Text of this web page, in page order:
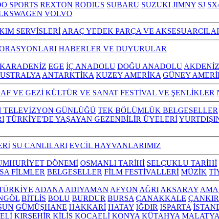
SPORTS REXTON RODIUS SUBARU SUZUKI JIMNY SJ
VOLVO
SERVİSLERİ ARAÇ YEDEK PARÇA VE
HABERLER VE DUYURULAR
KARADENİZ EGE İÇ ANADOLU DOĞU ANADOLU AKDENİZ
ANTARKTİKA KUZEY AMERİKA GÜNEY
VE GEZİ KÜLTÜR VE SANAT FESTİVAL VE ŞENLİKLER
TELEVİZYON GÜNLÜĞÜ TEK BÖLÜMLÜK BELGESELLER
TÜRKİYE'DE YAŞAYAN GEZENBİLİR ÜYELERİ
SU CANLILARI EVCİL HAYVANLARIMIZ
DÖNEMİ OSMANLI TARİHİ SELÇUKLU TARİHİ
FİLMLER BELGESELLER FİLM FESTİVALLERİ MÜZİK
ADANA ADIYAMAN AFYON AĞRI AKSARAY
BİTLİS BOLU BURDUR BURSA ÇANAKKALE
GÜMÜŞHANE HAKKARİ HATAY IĞDIR ISPARTA
KIRŞEHİR KİLİS KOCAELİ KONYA KÜTAHYA MALATYA